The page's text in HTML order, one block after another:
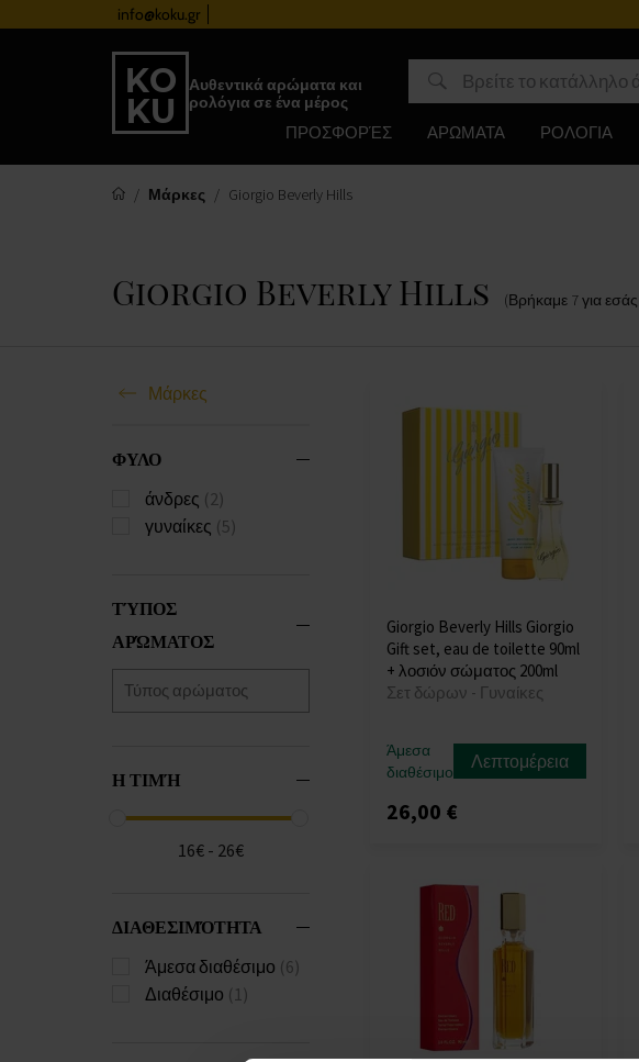
info@koku.gr
Αυθεντικά αρώματα και
ρολόγια σε ένα μέρος
ΠΡΟΣΦΟΡΈΣ ΑΡΩΜΑΤΑ ΡΟΛΟΓΙΑ
Μάρκες Giorgio Beverly Hills
Giorgio Beverly Hills (Βρήκαμε 7για εσάς
Μάρκες
ΦΥΛΟ
άνδρες (2)
γυναίκες (5)
ΤΎΠΟΣ
ΑΡΏΜΑΤΟΣ
Η ΤΙΜΉ
16€ - 26€
ΔΙΑΘΕΣΙΜΌΤΗΤΑ
Άμεσα διαθέσιμο (6)
Διαθέσιμο (1)
Giorgio Beverly Hills Giorgio
Gift set, eau de toilette 90ml
+ λοσιόν σώματος 200ml
Σετ δώρων - Γυναίκες
Άμεσα
διαθέσιμο
Λεπτομέρεια
26,00 €